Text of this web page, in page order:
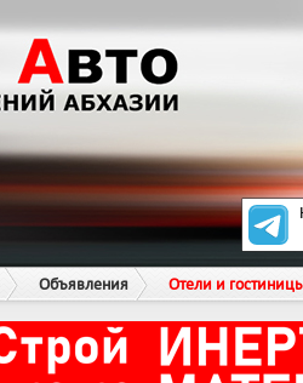
Объявления Отели и